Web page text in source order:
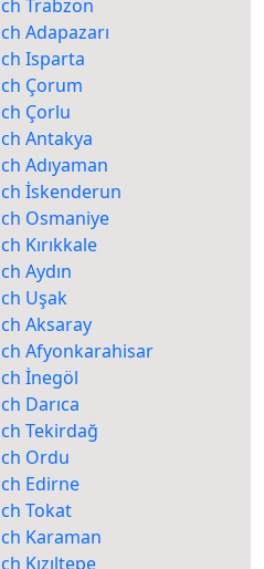
Trabzon
Adapazarı
Isparta
Çorum
Çorlu
Antakya
Adıyaman
İskenderun
Osmaniye
Kırıkkale
Aydın
Uşak
Aksaray
Afyonkarahisar
İnegöl
Darıca
Tekirdağ
Ordu
Edirne
Tokat
Karaman
Kızıltepe